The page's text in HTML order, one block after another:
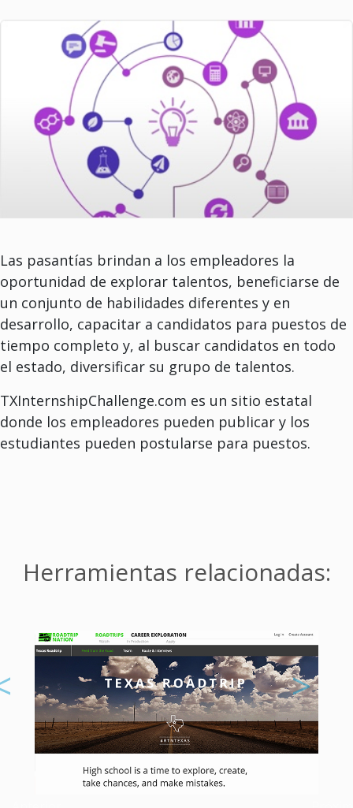
Las pasantías brindan a los empleadores la
oportunidad de explorar talentos, beneficiarse de
un conjunto de habilidades diferentes y en
desarrollo, capacitar a candidatos para puestos de
tiempo completo y, al buscar candidatos en todo
el estado, diversificar su grupo de talentos.
TXInternshipChallenge.com es un sitio estatal
donde los empleadores pueden publicar y los
estudiantes pueden postularse para puestos.
Herramientas relacionadas: